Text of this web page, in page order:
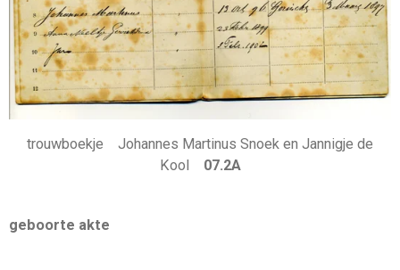
trouwboekje Johannes Martinus Snoek en Jannigje de
Kool
07.2A
geboorte akte